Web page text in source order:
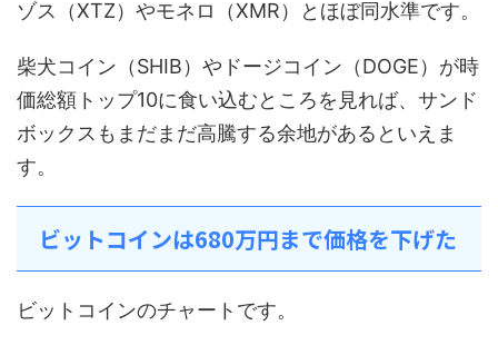
ゾス（XTZ）やモネロ（XMR）とほぼ同水準です。
柴犬コイン（SHIB）やドージコイン（DOGE）が時
価総額トップ10に食い込むところを見れば、サンド
ボックスもまだまだ高騰する余地があるといえま
す。
ビットコインは680万円まで価格を下げた
ビットコインのチャートです。